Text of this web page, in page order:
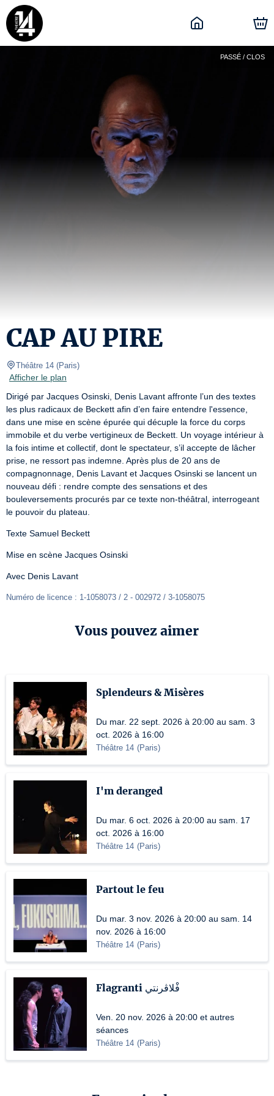
PASSÉ / CLOS
CAP AU PIRE
Théâtre 14 (Paris)
Afficher le plan
Dirigé par Jacques Osinski, Denis Lavant affronte l’un des textes
les plus radicaux de Beckett afin d’en faire entendre l'essence,
dans une mise en scène épurée qui décuple la force du corps
immobile et du verbe vertigineux de Beckett. Un voyage intérieur à
la fois intime et collectif, dont le spectateur, s’il accepte de lâcher
prise, ne ressort pas indemne. Après plus de 20 ans de
compagnonnage, Denis Lavant et Jacques Osinski se lancent un
nouveau défi : rendre compte des sensations et des
bouleversements procurés par ce texte non-théâtral, interrogeant
le pouvoir du plateau.
Texte Samuel Beckett
Mise en scène Jacques Osinski
Avec Denis Lavant
Numéro de licence : 1-1058073 / 2 - 002972 / 3-1058075
Vous pouvez aimer
Splendeurs & Misères
Du mar. 22 sept. 2026 à 20:00 au sam. 3
oct. 2026 à 16:00
Théâtre 14 (Paris)
I'm deranged
Du mar. 6 oct. 2026 à 20:00 au sam. 17
oct. 2026 à 16:00
Théâtre 14 (Paris)
Partout le feu
Du mar. 3 nov. 2026 à 20:00 au sam. 14
nov. 2026 à 16:00
Théâtre 14 (Paris)
Flagranti فْلاڤرنتي
Ven. 20 nov. 2026 à 20:00 et autres
séances
Théâtre 14 (Paris)